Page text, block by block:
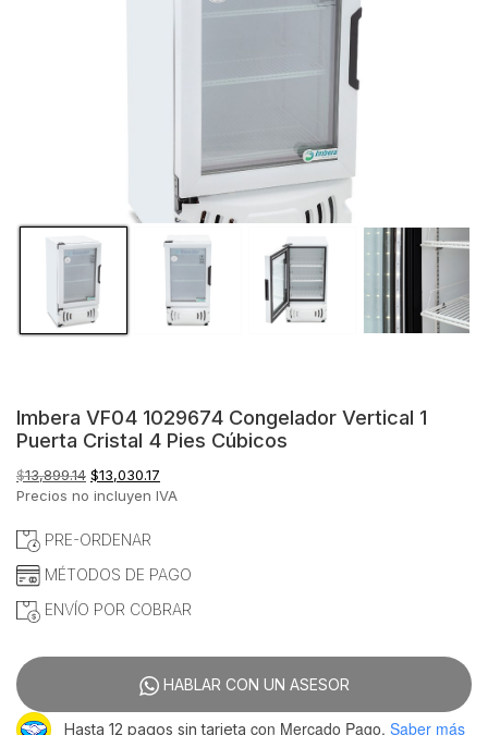
Imbera VF04 1029674 Congelador Vertical 1
Puerta Cristal 4 Pies Cúbicos
$13,899.14 El
precio
era:
$13,030.17
precio
Precios no incluyen IVA
PRE-ORDENAR
MÉTODOS DE PAGO
ENVÍO POR COBRAR
HABLAR CON UN ASESOR
Hasta 12 pagos sin tarjeta con Mercado Pago. Saber más